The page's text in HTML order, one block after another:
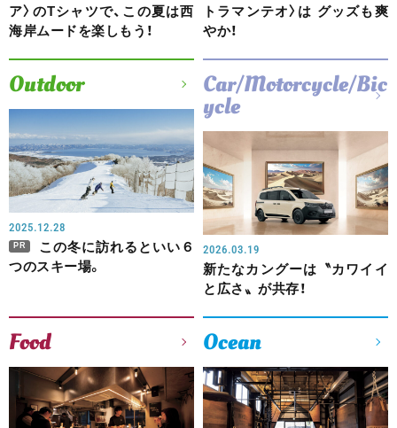
ア〉のTシャツで、この夏は西
海岸ムードを楽しもう！
トラマンテオ〉は グッズも爽
やか！
Outdoor
2025.12.28
PR
この冬に訪れるといい６
つのスキー場。
Car/Motorcycle/Bic
ycle
2026.03.19
新たなカングーは〝カワイイ
と広さ〟が共存！
Food Ocean